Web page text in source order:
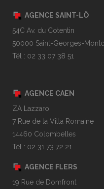
AGENCE SAINT-LÔ
54C Av. du Cotentin
50000 Saint-Georges-
Tél : 02 33 07 38 51
AGENCE CAEN
ZA Lazzaro
7 Rue de la Villa Romaine
14460 Colombelles
Tél : 02 31 73 72 21
AGENCE FLERS
19 Rue de Domfront